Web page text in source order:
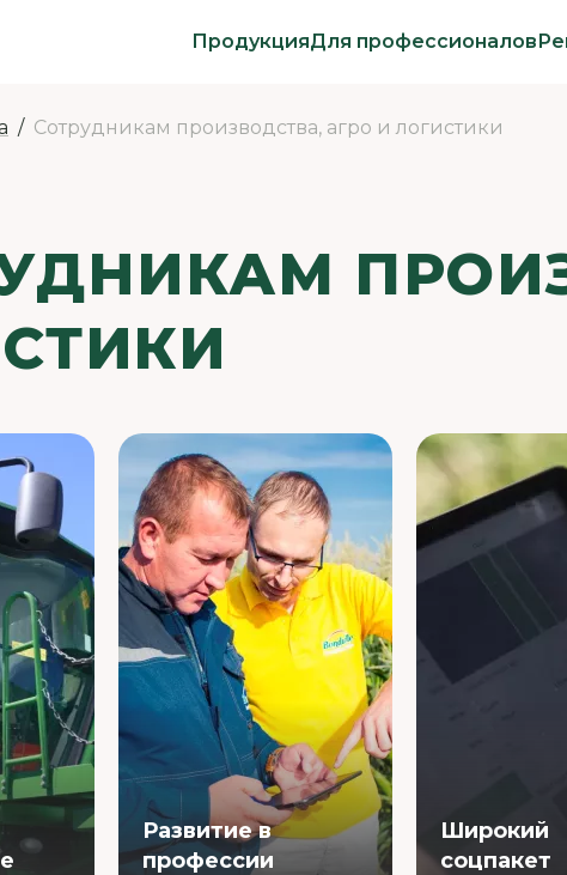
ПродукцияДля профессионалов
Сотрудникам производства, агро и логистики
Развитие в
профессии
Широкий
соцпакет